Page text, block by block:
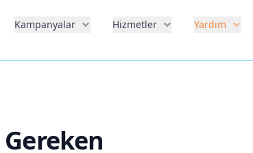
Kampanyalar Hizmetler
Yardım